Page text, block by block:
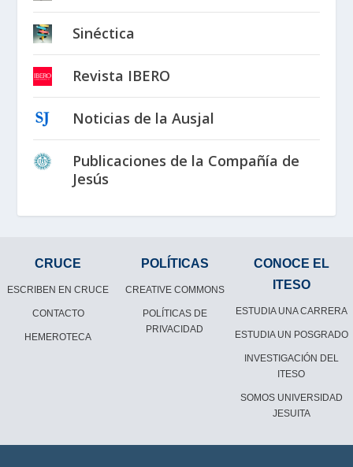
Sinéctica
Revista IBERO
Noticias de la Ausjal
Publicaciones de la Compañía de
Jesús
CRUCE
ESCRIBEN EN CRUCE
CONTACTO
HEMEROTECA
POLÍTICAS
CREATIVE COMMONS
POLÍTICAS DE
PRIVACIDAD
CONOCE EL
ITESO
ESTUDIA UNA CARRERA
ESTUDIA UN POSGRADO
INVESTIGACIÓN DEL
ITESO
SOMOS UNIVERSIDAD
JESUITA